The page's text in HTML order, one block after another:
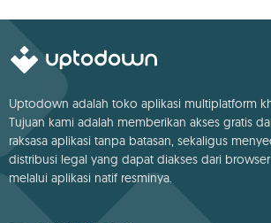
Uptodown adalah toko aplikasi multiplatform
Tujuan kami adalah memberikan akses gratis
raksasa aplikasi tanpa batasan, sekaligus
distribusi legal yang dapat diakses dari
melalui aplikasi natif resminya.